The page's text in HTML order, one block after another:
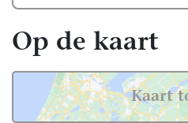
Op de kaart
Kaart